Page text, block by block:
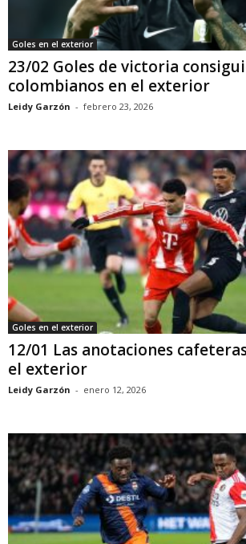
Goles en el exterior
23/02 Goles de victoria
colombianos en el exterior
Leidy Garzón - febrero 23, 2026
Goles en el exterior
12/01 Las anotaciones
el exterior
Leidy Garzón - enero 12, 2026